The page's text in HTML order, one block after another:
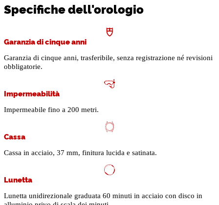
Specifiche dell'orologio
Garanzia di cinque anni
Garanzia di cinque anni, trasferibile, senza registrazione né revisioni
obbligatorie.
Impermeabilità
Impermeabile fino a 200 metri.
Cassa
Cassa in acciaio, 37 mm, finitura lucida e satinata.
Lunetta
Lunetta unidirezionale graduata 60 minuti in acciaio con disco in